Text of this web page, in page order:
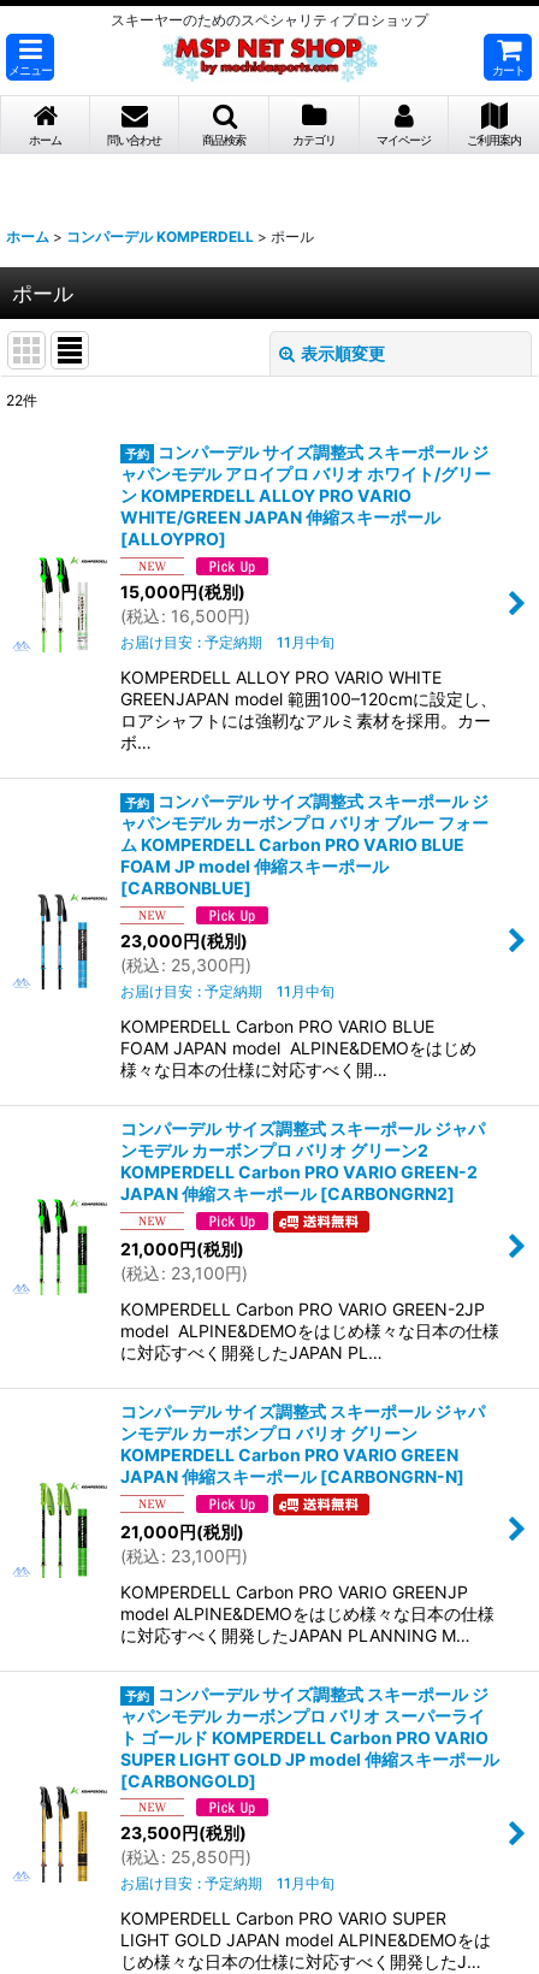
スキーヤーのためのスペシャリティプロショップ
メニュー カート
ホーム 問い合わせ 商品検索 カテゴリ マイページ ご利用案内
ホーム > コンパーデル KOMPERDELL > ポール
ポール
表示順変更
絞り込む
22件
コンパーデル サイズ調整式 スキーポール ジ
ャパンモデル アロイプロ バリオ ホワイト/グリー
ン KOMPERDELL ALLOY PRO VARIO
WHITE/GREEN JAPAN 伸縮スキーポール
[ALLOYPRO]
15,000円(税別)
(税込: 16,500円)
お届け目安 : 予定納期 11月中旬
KOMPERDELL ALLOY PRO VARIO WHITE
GREENJAPAN model 範囲100–120cmに設定し、
ロアシャフトには強靭なアルミ素材を採用。カー
ボ…
コンパーデル サイズ調整式 スキーポール ジ
ャパンモデル カーボンプロ バリオ ブルー フォー
ム KOMPERDELL Carbon PRO VARIO BLUE
FOAM JP model 伸縮スキーポール
[CARBONBLUE]
23,000円(税別)
(税込: 25,300円)
お届け目安 : 予定納期 11月中旬
KOMPERDELL Carbon PRO VARIO BLUE
FOAM JAPAN model ALPINE&DEMOをはじめ
様々な日本の仕様に対応すべく開…
コンパーデル サイズ調整式 スキーポール ジャパ
ンモデル カーボンプロ バリオ グリーン2
KOMPERDELL Carbon PRO VARIO GREEN-2
JAPAN 伸縮スキーポール[CARBONGRN2]
21,000円(税別)
(税込: 23,100円)
KOMPERDELL Carbon PRO VARIO GREEN-2JP
model ALPINE&DEMOをはじめ様々な日本の仕様
に対応すべく開発したJAPAN PL…
コンパーデル サイズ調整式 スキーポール ジャパ
ンモデル カーボンプロ バリオ グリーン
KOMPERDELL Carbon PRO VARIO GREEN
JAPAN 伸縮スキーポール[CARBONGRN-N]
21,000円(税別)
(税込: 23,100円)
KOMPERDELL Carbon PRO VARIO GREENJP
model ALPINE&DEMOをはじめ様々な日本の仕様
に対応すべく開発したJAPAN PLANNING M…
コンパーデル サイズ調整式 スキーポール ジ
ャパンモデル カーボンプロ バリオ スーパーライ
ト ゴールド KOMPERDELL Carbon PRO VARIO
SUPER LIGHT GOLD JP model 伸縮スキーポール
[CARBONGOLD]
23,500円(税別)
(税込: 25,850円)
お届け目安 : 予定納期 11月中旬
KOMPERDELL Carbon PRO VARIO SUPER
LIGHT GOLD JAPAN model ALPINE&DEMOをは
じめ様々な日本の仕様に対応すべく開発したJ…